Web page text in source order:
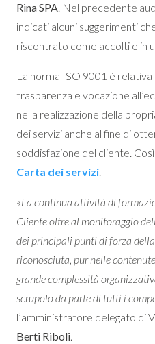
Rina SPA. Nel precedente
indicati alcuni suggerimenti
riscontrato come accolti e in
La norma ISO 9001 è
trasparenza e vocazione
nella realizzazione della
dei servizi anche al fine di
soddisfazione del cliente.
Carta dei servizi.
«La continua attività di
Cliente oltre al monitoraggio
dei principali punti di forza
riconosciuta, pur nelle
grande complessità
scrupolo da parte di tutti i
l’amministratore delegato di
Berti Riboli.